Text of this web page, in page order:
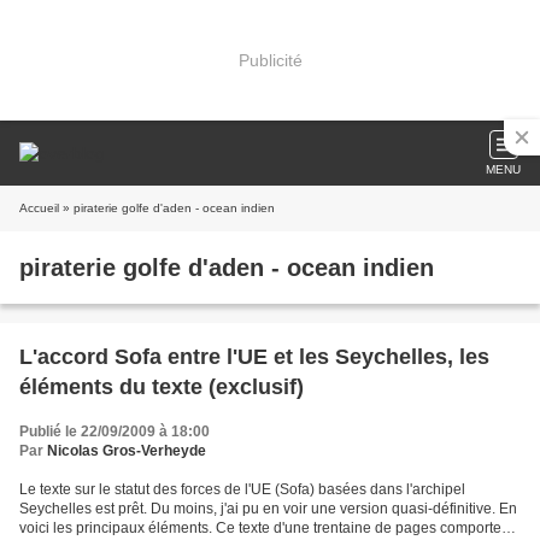
Publicité
MENU
Accueil » piraterie golfe d'aden - ocean indien
piraterie golfe d'aden - ocean indien
L'accord Sofa entre l'UE et les Seychelles, les
éléments du texte (exclusif)
Publié le 22/09/2009 à 18:00
Par Nicolas Gros-Verheyde
Le texte sur le statut des forces de l'UE (Sofa) basées dans l'archipel
Seychelles est prêt. Du moins, j'ai pu en voir une version quasi-définitive. En
voici les principaux éléments. Ce texte d'une trentaine de pages comporte